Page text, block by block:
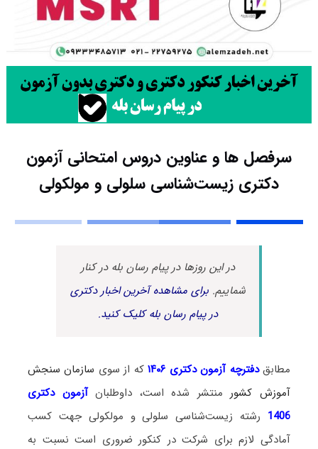
سرفصل ها و عناوین دروس امتحانی آزمون
دکتری زیست‌شناسی سلولی و مولکولی
در این روزها در پیام رسان بله در کنار
شماییم.برای مشاهده آخرین اخبار دکتری
در پیام رسان بله کلیک کنید.
مطابق دفترچه آزمون دکتری ۱۴۰۶ که از سوی سازمان سنجش
آموزش کشورمنتشر شده است، داوطلبان آزمون دکتری
1406 رشته زیست‌شناسی سلولی و مولکولی جهت کسب
آمادگی لازم برای شرکت در کنکور ضروری است نسبت به